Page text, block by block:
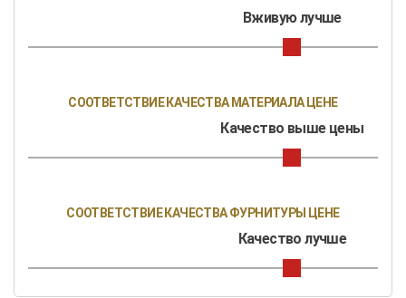
Вживую лучше
СООТВЕТСТВИЕ КАЧЕСТВА МАТЕРИАЛА ЦЕНЕ
Качество выше цены
СООТВЕТСТВИЕ КАЧЕСТВА ФУРНИТУРЫ ЦЕНЕ
Качество лучше